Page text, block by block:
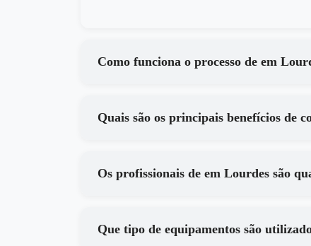
Como funciona o processo
Os profissionais de em Lourdes